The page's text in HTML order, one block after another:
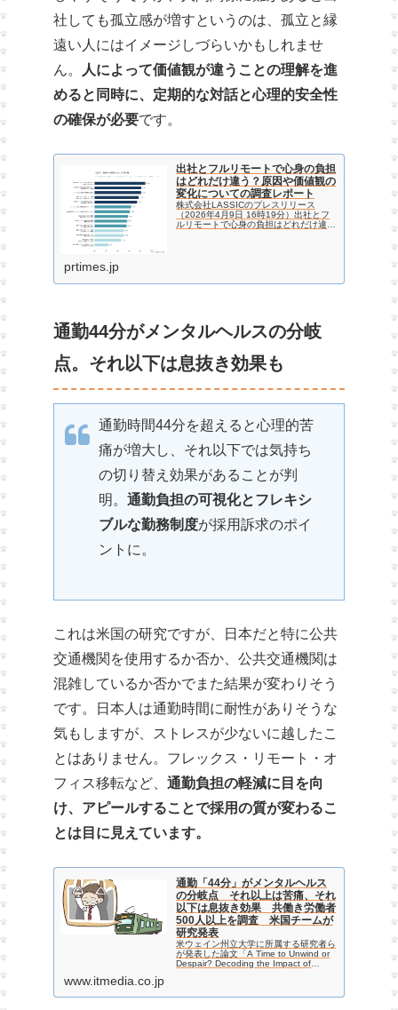
社しても孤立感が増すというのは、孤立と縁
遠い人にはイメージしづらいかもしれませ
ん。
人によって価値観が違うことの理解を進
めると同時に、定期的な対話と心理的安全性
の確保が必要です。
出社とフルリモートで心身の負担
はどれだけ違う？原因や価値観の
変化についての調査レポート
株式会社LASSICのプレスリリース
（2026年4月9日 16時19分）出社とフ
ルリモートで心身の負担はどれだけ違
prtimes.jp
通勤44分がメンタルヘルスの分岐
点。それ以下は息抜き効果も
通勤時間44分を超えると心理的苦
痛が増大し、それ以下では気持ち
の切り替え効果があることが判
明。 通勤負担の可視化とフレキシ
ブルな勤務制度が採用訴求のポイ
ントに。
これは米国の研究ですが、日本だと特に公共
交通機関を使用するか否か、公共交通機関は
混雑しているか否かでまた結果が変わりそう
です。日本人は通勤時間に耐性がありそうな
気もしますが、ストレスが少ないに越したこ
とはありません。フレックス・リモート・オ
フィス移転など、 通勤負担の軽減に目を向
け、アピールすることで採用の質が変わるこ
とは目に見えています。
通勤「44分」がメンタルヘルス
の分岐点 それ以上は苦痛、それ
以下は息抜き効果 共働き労働者
500人以上を調査 米国チームが
研究発表
米ウェイン州立大学に所属する研究者ら
が発表した論文「A Time to Unwind or
Despair? Decoding the Impact of
www.itmedia.co.jp